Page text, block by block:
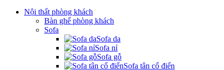
Nội thất phòng khách
Bàn ghế phòng khách
Sofa
Sofa da
Sofa nỉ
Sofa gỗ
Sofa tân cổ điển